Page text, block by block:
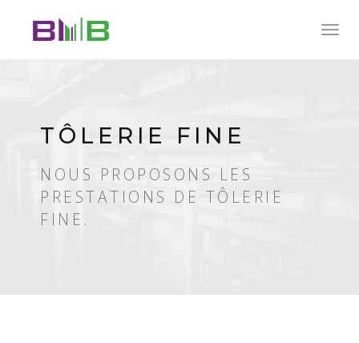
TÔLERIE FINE
NOUS PROPOSONS LES
PRESTATIONS DE TÔLERIE
FINE.